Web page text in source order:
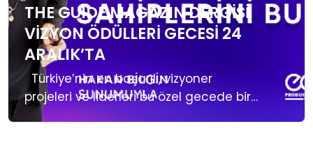
THE GUIDE MAGAZIN DERGISI
VIZYON ÖDÜLLERI GECESI 24
ARALIK’TA
Türkiye’nin en başarılı, vizyoner
projeleri ve liderleri bu özel gecede bir
araya geliyor. İş ve magazin dünyasının